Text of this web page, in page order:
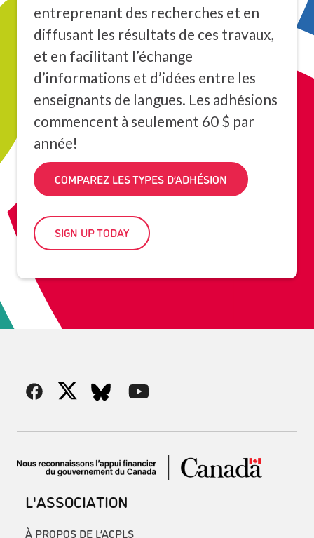
entreprenant des recherches et en
diffusant les résultats de ces travaux,
et en facilitant l’échange
d’informations et d’idées entre les
enseignants de langues. Les adhésions
commencent à seulement 60 $ par
année!
COMPAREZ LES TYPES D’ADHÉSION
SIGN UP TODAY
L'ASSOCIATION
À PROPOS DE L’ACPLS